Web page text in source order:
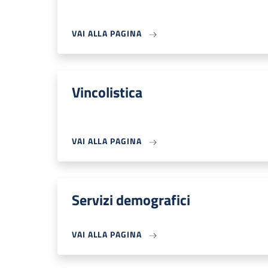
VAI ALLA PAGINA
Vincolistica
VAI ALLA PAGINA
Servizi demografici
VAI ALLA PAGINA